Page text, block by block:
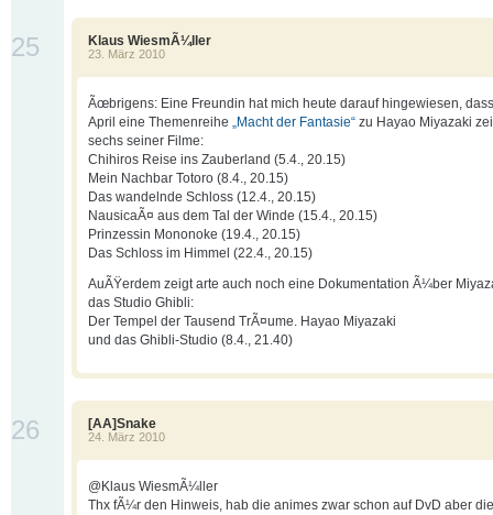
Klaus WiesmÃ¼ller
23. März 2010
25
Ãœbrigens: Eine Freundin hat mich heute darauf hingewiesen,
April eine Themenreihe „Macht der Fantasie“ zu Hayao Miyazaki
sechs seiner Filme:
Chihiros Reise ins Zauberland (5.4., 20.15)
Mein Nachbar Totoro (8.4., 20.15)
Das wandelnde Schloss (12.4., 20.15)
NausicaÃ¤ aus dem Tal der Winde (15.4., 20.15)
Prinzessin Mononoke (19.4., 20.15)
Das Schloss im Himmel (22.4., 20.15)
AuÃŸerdem zeigt arte auch noch eine Dokumentation Ã¼ber
das Studio Ghibli:
Der Tempel der Tausend TrÃ¤ume. Hayao Miyazaki
und das Ghibli-Studio (8.4., 21.40)
[AA]Snake
24. März 2010
26
@Klaus WiesmÃ¼ller
Thx fÃ¼r den Hinweis, hab die animes zwar schon auf DvD aber